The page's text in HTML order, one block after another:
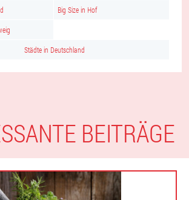
Big Size in Hof
Städte in Deutschland
BEITRÄGE